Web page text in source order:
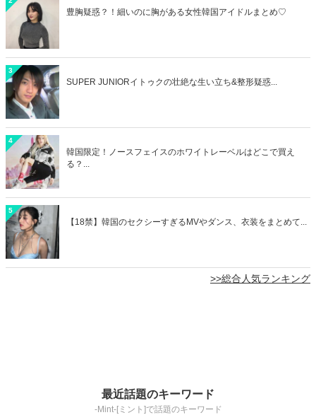
豊胸疑惑？！細いのに胸がある女性韓国アイドルまとめ♡
3
SUPER JUNIORイトゥクの壮絶な生い立ち&整形疑惑...
4
韓国限定！ノースフェイスのホワイトレーベルはどこで買え
る？...
5
【18禁】韓国のセクシーすぎるMVやダンス、衣装をまとめて...
>>総合人気ランキング
最近話題のキーワード
-Mint-[ミント]で話題のキーワード